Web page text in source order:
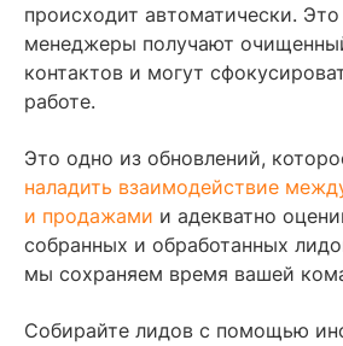
происходит автоматически. Это
менеджеры получают
контактов и могут
работе.
Это одно из обновлений,
наладить взаимодействие
и продажами и адекватно
собранных и обработанных
мы сохраняем время вашей
Собирайте лидов с помощью